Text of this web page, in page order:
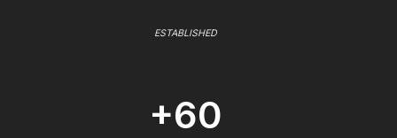
ESTABLISHED
+60